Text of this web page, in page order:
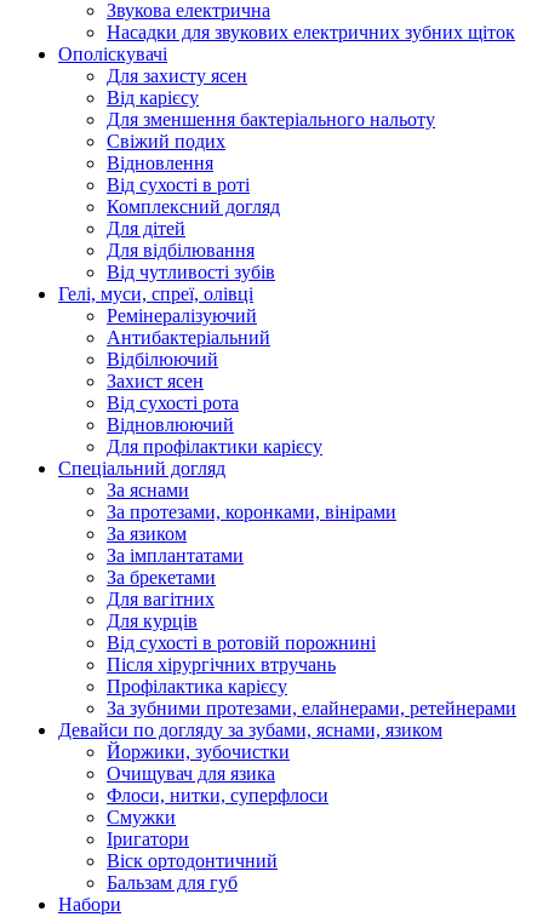
Звукова електрична
Насадки для звукових електричних зубних щіток
Ополіскувачі
Для захисту ясен
Від карієсу
Для зменшення бактеріального нальоту
Свіжий подих
Відновлення
Від сухості в роті
Комплексний догляд
Для дітей
Для відбілювання
Від чутливості зубів
Гелі, муси, спреї, олівці
Ремінералізуючий
Антибактеріальний
Відбілюючий
Захист ясен
Від сухості рота
Відновлюючий
Для профілактики карієсу
Спеціальний догляд
За яснами
За протезами, коронками, вінірами
За язиком
За імплантатами
За брекетами
Для вагітних
Для курців
Від сухості в ротовій порожнині
Після хірургічних втручань
Профілактика карієсу
За зубними протезами, елайнерами, ретейнерами
Девайси по догляду за зубами, яснами, язиком
Йоржики, зубочистки
Очищувач для язика
Флоси, нитки, суперфлоси
Смужки
Іригатори
Віск ортодонтичний
Бальзам для губ
Набори